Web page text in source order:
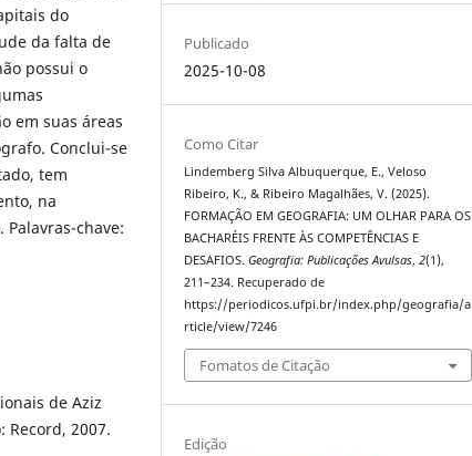
do
da falta de
possui o
em suas áreas
Conclui-se
tem
na
chave:
de Aziz
Record, 2007.
Publicado
2025-10-08
Como Citar
Lindemberg Silva Albuquerque, E., Veloso
Ribeiro, K., & Ribeiro Magalhães, V. (2025).
FORMAÇÃO EM GEOGRAFIA: UM OLHAR PARA OS
BACHARÉIS FRENTE ÀS COMPETÊNCIAS E
DESAFIOS.Geografia: Publicações Avulsas,2(1),
211–234. Recuperado de
https://periodicos.ufpi.br/index.php/geografia/a
rticle/view/7246
Fomatos de Citação
Edição